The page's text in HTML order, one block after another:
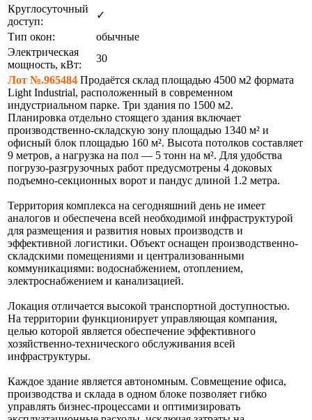
Круглосуточный
доступ:
✓
Тип окон:
обычные
Электрическая
мощность, кВт:
30
Лот №.965484 Продаётся склад площадью 4500 м2 формата
Light Industrial, расположенный в современном
индустриальном парке. Три здания по 1500 м2.
Планировка отдельно стоящего здания включает
производственно-складскую зону площадью 1340 м² и
офисный блок площадью 160 м². Высота потолков составляет
9 метров, а нагрузка на пол — 5 тонн на м². Для удобства
погрузо-разгрузочных работ предусмотрены 4 доковых
подъемно-секционных ворот и пандус длиной 1.2 метра.
Территория комплекса на сегодняшний день не имеет
аналогов и обеспечена всей необходимой инфраструктурой
для размещения и развития новых производств и
эффективной логистики. Объект оснащен производственно-
складскими помещениями и централизованными
коммуникациями: водоснабжением, отоплением,
электроснабжением и канализацией.
Локация отличается высокой транспортной доступностью.
На территории функционирует управляющая компания,
целью которой является обеспечение эффективного
хозяйственно-технического обслуживания всей
инфраструктуры.
Каждое здание является автономным. Совмещение офиса,
производства и склада в одном блоке позволяет гибко
управлять бизнес-процессами и оптимизировать